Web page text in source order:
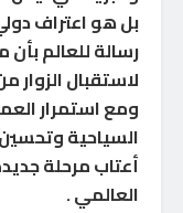
بل هو اعتراف
رسالة للعالم
لاستقبال الزوار
ومع استمرار
السياحية
أعتاب مرحلة
العالمي .